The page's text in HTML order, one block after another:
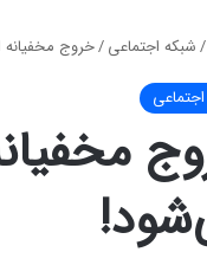
/شبکه اجتماعی/خروج